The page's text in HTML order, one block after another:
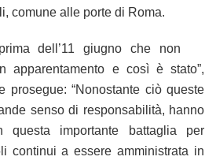
comune alle porte di Roma.
dell’11 giugno che non
apparentamento e così è stato”,
prosegue: “Nonostante ciò queste
senso di responsabilità, hanno
importante battaglia per
continui a essere amministrata in